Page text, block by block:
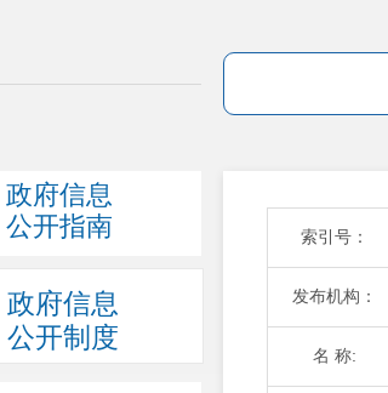
政府信息
公开指南
政府信息
公开制度
索引号：
发布机构：
名 称: